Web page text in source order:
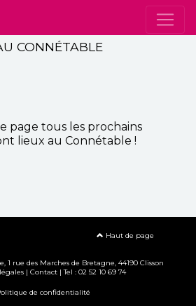
CONNÉTABLE
page tous les prochains
lieux au Connétable !
Haut de page
1 rue des Marches de Bretagne, 44190 Clisson
| Contact| Tel : 02 52 10 69 74
de confidentialité